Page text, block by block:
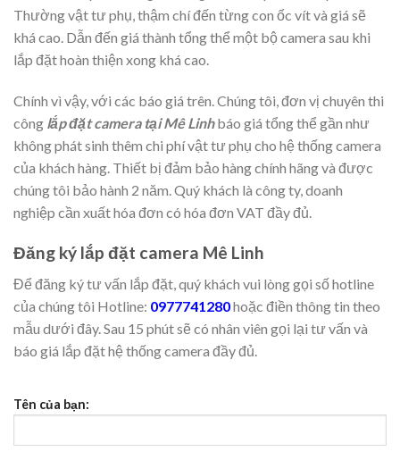
Thường vật tư phụ, thậm chí đến từng con ốc vít và giá sẽ
khá cao. Dẫn đến giá thành tổng thể một bộ camera sau khi
lắp đặt hoàn thiện xong khá cao.
Chính vì vậy, với các báo giá trên. Chúng tôi, đơn vị chuyên thi
công lắp đặt camera tại Mê Linhbáo giá tổng thể gần như
không phát sinh thêm chi phí vật tư phụ cho hệ thống camera
của khách hàng. Thiết bị đảm bảo hàng chính hãng và được
chúng tôi bảo hành 2 năm. Quý khách là công ty, doanh
nghiệp cần xuất hóa đơn có hóa đơn VAT đầy đủ.
Đăng ký lắp đặt camera Mê Linh
Để đăng ký tư vấn lắp đặt, quý khách vui lòng gọi số hotline
của chúng tôi Hotline: 0977741280hoặc điền thông tin theo
mẫu dưới đây. Sau 15 phút sẽ có nhân viên gọi lại tư vấn và
báo giá lắp đặt hệ thống camera đầy đủ.
Tên của bạn: